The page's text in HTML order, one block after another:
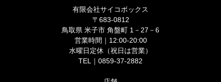
有限会社サイコボックス
〒683-0812
鳥取県 米子市 角盤町 1－27－6
営業時間｜12:00-20:00
水曜日定休（祝日は営業）
TEL｜0859-37-2882